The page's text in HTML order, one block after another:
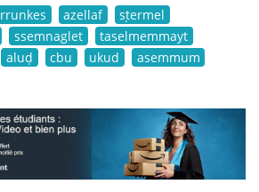
rrunkes azellaf
sṭermel
ssemnaglet
taselmemmayt
aluḍ cbu ukud asemmum